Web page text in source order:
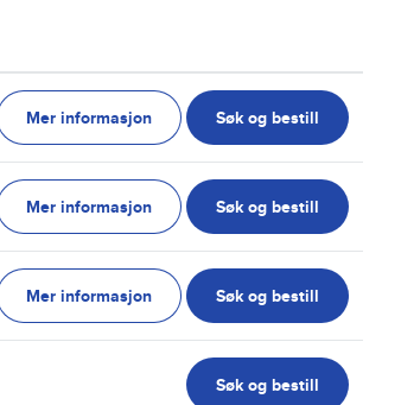
Mer informasjon Søk og bestill
Mer informasjon Søk og bestill
Mer informasjon Søk og bestill
Søk og bestill